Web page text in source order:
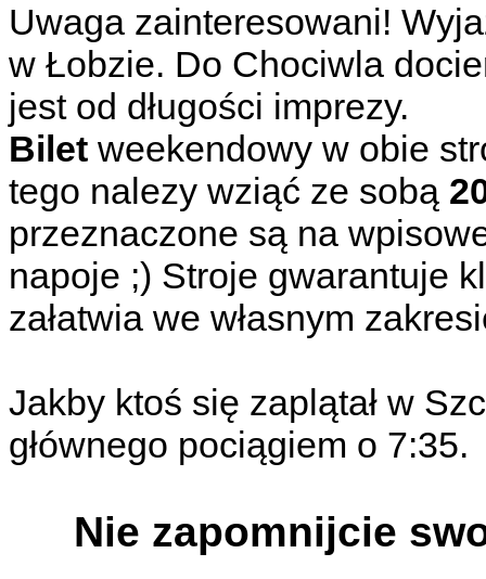
Uwaga zainteresowani!
w Łobzie. Do Chociwla
jest od długości imprezy.
Bilet weekendowy w obie
tego nalezy wziąć ze sobą
przeznaczone są na
napoje ;) Stroje gwarantuje
załatwia we własnym
Jakby ktoś się zaplątał w
głównego pociągiem o 7:35.
Nie zapomnijcie